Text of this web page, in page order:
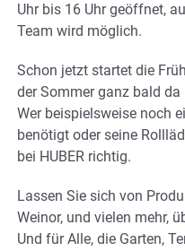
Uhr bis 16 Uhr geöffnet,
Team wird möglich.
Schon jetzt startet die
der Sommer ganz bald
Wer beispielsweise noch
benötigt oder seine
bei HUBER richtig.
Lassen Sie sich von
Weinor, und vielen mehr,
Und für Alle, die Garten,